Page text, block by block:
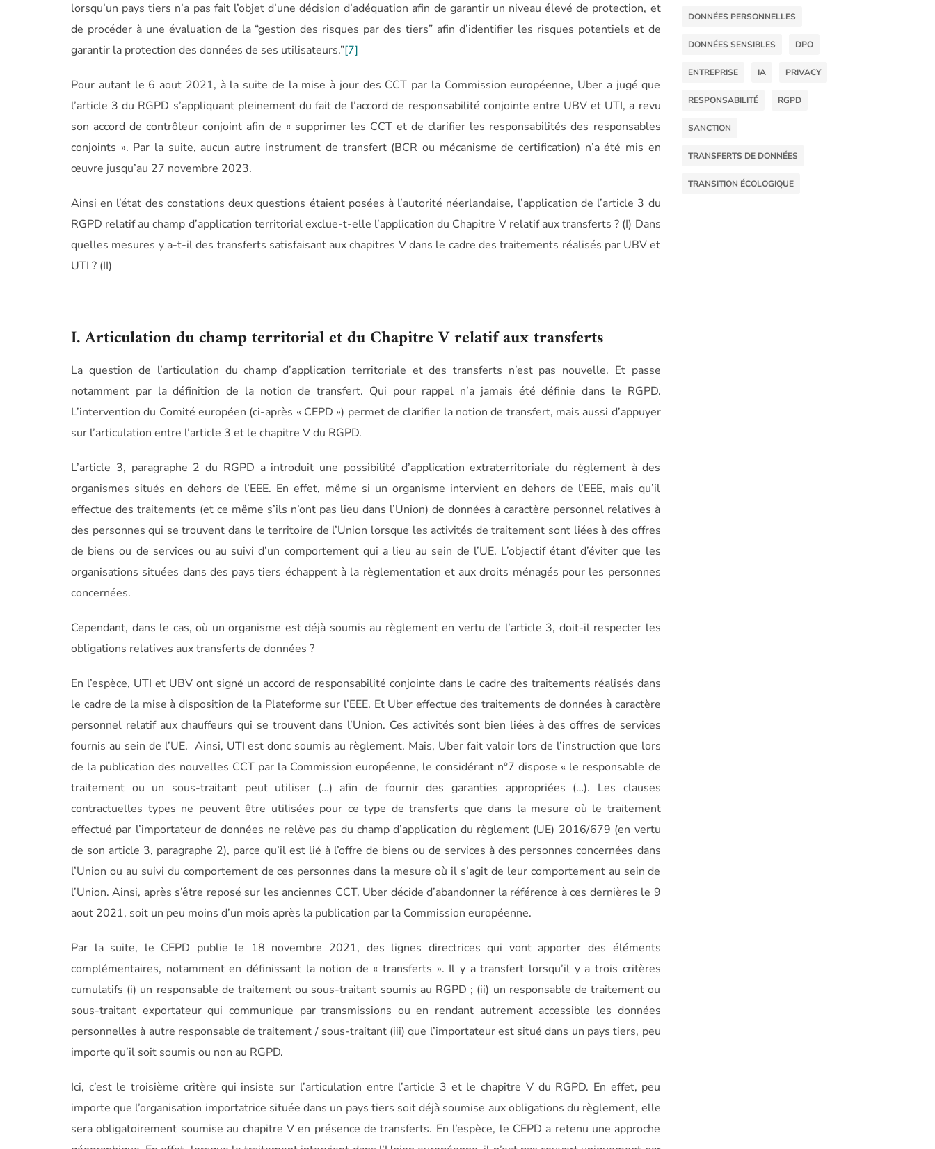
lorsqu’un pays tiers n’a pas fait l’objet d’une décision d’adéquation afin de garantir un niveau élevé de protection, et
de procéder à une évaluation de la “gestion des risques par des tiers” afin d’identifier les risques potentiels et de
garantir la protection des données de ses utilisateurs.”[7]
Pour autant le 6 aout 2021, à la suite de la mise à jour des CCT par la Commission européenne, Uber a jugé que
l’article 3 du RGPD s’appliquant pleinement du fait de l’accord de responsabilité conjointe entre UBV et UTI, a revu
son accord de contrôleur conjoint afin de « supprimer les CCT et de clarifier les responsabilités des responsables
conjoints ». Par la suite, aucun autre instrument de transfert (BCR ou mécanisme de certification) n’a été mis en
œuvre jusqu’au 27 novembre 2023.
Ainsi en l’état des constations deux questions étaient posées à l’autorité néerlandaise, l’application de l’article 3 du
RGPD relatif au champ d’application territorial exclue-t-elle l’application du Chapitre V relatif aux transferts ? (I) Dans
quelles mesures y a-t-il des transferts satisfaisant aux chapitres V dans le cadre des traitements réalisés par UBV et
UTI ? (II)
I. Articulation du champ territorial et du Chapitre V relatif aux transferts
La question de l’articulation du champ d’application territoriale et des transferts n’est pas nouvelle. Et passe
notamment par la définition de la notion de transfert. Qui pour rappel n’a jamais été définie dans le RGPD.
L’intervention du Comité européen (ci-après « CEPD ») permet de clarifier la notion de transfert, mais aussi d’appuyer
sur l’articulation entre l’article 3 et le chapitre V du RGPD.
L’article 3, paragraphe 2 du RGPD a introduit une possibilité d’application extraterritoriale du règlement à des
organismes situés en dehors de l’EEE. En effet, même si un organisme intervient en dehors de l’EEE, mais qu’il
effectue des traitements (et ce même s’ils n’ont pas lieu dans l’Union) de données à caractère personnel relatives à
des personnes qui se trouvent dans le territoire de l’Union lorsque les activités de traitement sont liées à des offres
de biens ou de services ou au suivi d’un comportement qui a lieu au sein de l’UE. L’objectif étant d’éviter que les
organisations situées dans des pays tiers échappent à la règlementation et aux droits ménagés pour les personnes
concernées.
Cependant, dans le cas, où un organisme est déjà soumis au règlement en vertu de l’article 3, doit-il respecter les
obligations relatives aux transferts de données ?
En l’espèce, UTI et UBV ont signé un accord de responsabilité conjointe dans le cadre des traitements réalisés dans
le cadre de la mise à disposition de la Plateforme sur l’EEE. Et Uber effectue des traitements de données à caractère
personnel relatif aux chauffeurs qui se trouvent dans l’Union. Ces activités sont bien liées à des offres de services
fournis au sein de l’UE. Ainsi, UTI est donc soumis au règlement. Mais, Uber fait valoir lors de l’instruction que lors
de la publication des nouvelles CCT par la Commission européenne, le considérant n°7 dispose « le responsable de
traitement ou un sous-traitant peut utiliser (…) afin de fournir des garanties appropriées (…). Les clauses
contractuelles types ne peuvent être utilisées pour ce type de transferts que dans la mesure où le traitement
effectué par l’importateur de données ne relève pas du champ d’application du règlement (UE) 2016/679 (en vertu
de son article 3, paragraphe 2), parce qu’il est lié à l’offre de biens ou de services à des personnes concernées dans
l’Union ou au suivi du comportement de ces personnes dans la mesure où il s’agit de leur comportement au sein de
l’Union. Ainsi, après s’être reposé sur les anciennes CCT, Uber décide d’abandonner la référence à ces dernières le 9
aout 2021, soit un peu moins d’un mois après la publication par la Commission européenne.
Par la suite, le CEPD publie le 18 novembre 2021, des lignes directrices qui vont apporter des éléments
complémentaires, notamment en définissant la notion de « transferts ». Il y a transfert lorsqu’il y a trois critères
cumulatifs (i) un responsable de traitement ou sous-traitant soumis au RGPD ; (ii) un responsable de traitement ou
sous-traitant exportateur qui communique par transmissions ou en rendant autrement accessible les données
personnelles à autre responsable de traitement / sous-traitant (iii) que l’importateur est situé dans un pays tiers, peu
importe qu’il soit soumis ou non au RGPD.
Ici, c’est le troisième critère qui insiste sur l’articulation entre l’article 3 et le chapitre V du RGPD. En effet, peu
importe que l’organisation importatrice située dans un pays tiers soit déjà soumise aux obligations du règlement, elle
sera obligatoirement soumise au chapitre V en présence de transferts. En l’espèce, le CEPD a retenu une approche
DONNÉES PERSONNELLES
DONNÉES SENSIBLES DPO
ENTREPRISE IA PRIVACY
RESPONSABILITÉ RGPD
SANCTION
TRANSFERTS DE DONNÉES
TRANSITION ÉCOLOGIQUE